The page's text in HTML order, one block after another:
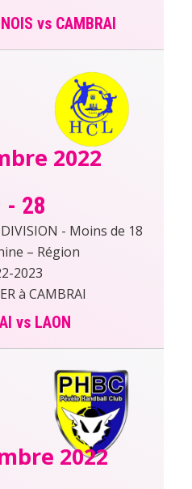
vs CAMBRAI
2022
- 28
DIVISION - Moins de 18
– Région
2023
à CAMBRAI
vs LAON
2022